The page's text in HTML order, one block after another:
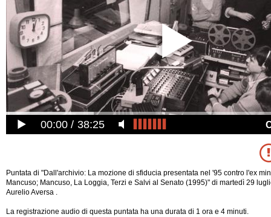
00:00 38:25
Puntata di "Dall'archivio: La mozione di sfiducia presentata nel '95 contro l'ex
Mancuso; Mancuso, La Loggia, Terzi e Salvi al Senato (1995)" di martedì 29
Aurelio Aversa .
La registrazione audio di questa puntata ha una durata di 1 ora e 4 minuti.